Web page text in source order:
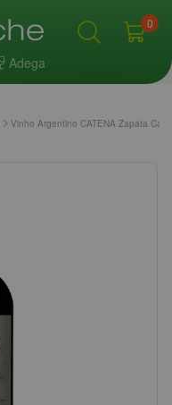
Adega
0
Vinho Argentino CATENA Zapata